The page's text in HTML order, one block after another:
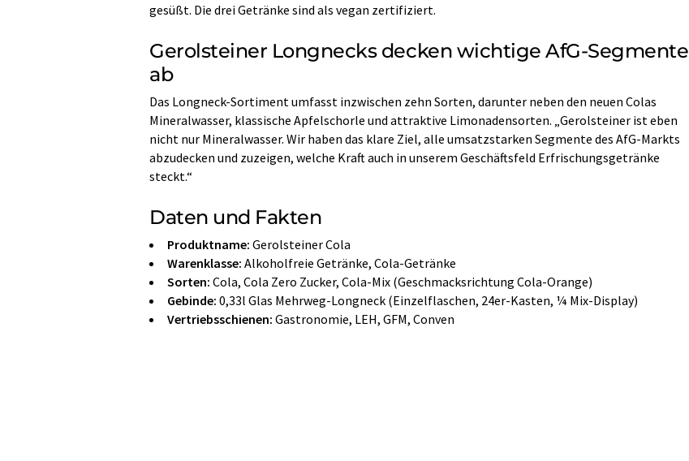
gesüßt. Die drei Getränke sind als vegan zertifiziert.
Gerolsteiner Longnecks decken wichtige AfG-Segmente
ab
Das Longneck-Sortiment umfasst inzwischen zehn Sorten, darunter neben den neuen Colas
Mineralwasser, klassische Apfelschorle und attraktive Limonadensorten. „Gerolsteiner ist eben
nicht nur Mineralwasser. Wir haben das klare Ziel, alle umsatzstarken Segmente des AfG-Markts
abzudecken und zuzeigen, welche Kraft auch in unserem Geschäftsfeld Erfrischungsgetränke
steckt.“
Daten und Fakten
Produktname: Gerolsteiner Cola
Warenklasse: Alkoholfreie Getränke, Cola-Getränke
Sorten: Cola, Cola Zero Zucker, Cola-Mix (Geschmacksrichtung Cola-Orange)
Gebinde: 0,33l Glas Mehrweg-Longneck (Einzelflaschen, 24er-Kasten, ¼ Mix-Display)
Vertriebsschienen: Gastronomie, LEH, GFM, Conven